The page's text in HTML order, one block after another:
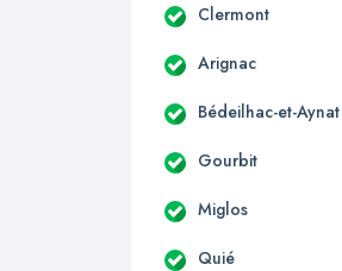
Clermont
Arignac
Bédeilhac-et-Aynat
Gourbit
Miglos
Quié